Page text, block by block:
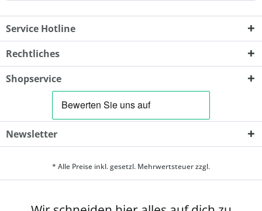
Service Hotline
Rechtliches
Shopservice
Newsletter
* Alle Preise inkl. gesetzl. Mehrwertsteuer zzgl.